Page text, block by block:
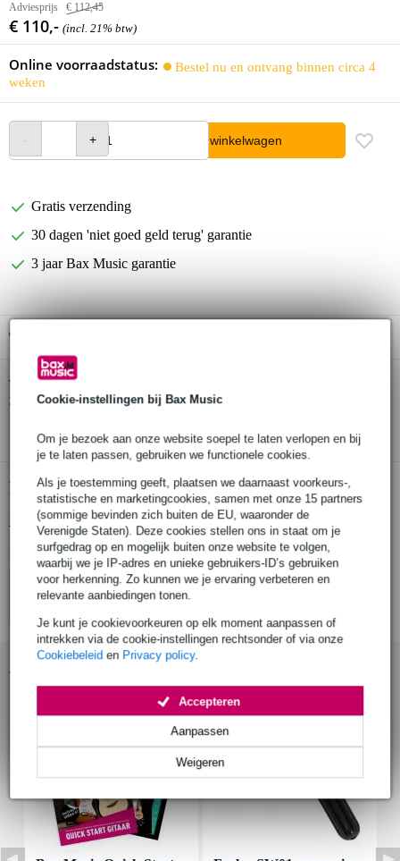
Cookie-instellingen bij Bax Music
Om je bezoek aan onze website soepel te laten verlopen en bij
je te laten passen, gebruiken we functionele cookies.
Als je toestemming geeft, plaatsen we daarnaast voorkeurs-,
statistische en marketingcookies, samen met onze 15 partners
(sommige bevinden zich buiten de EU, waaronder de
Verenigde Staten). Deze cookies stellen ons in staat om je
surfgedrag op en mogelijk buiten onze website te volgen,
waarbij we je IP-adres en unieke gebruikers-ID’s gebruiken
voor herkenning. Zo kunnen we je ervaring verbeteren en
relevante aanbiedingen tonen.
Je kunt je cookievoorkeuren op elk moment aanpassen of
intrekken via de cookie-instellingen rechtsonder of via onze
Cookiebeleid en Privacy policy.
Weigeren
Aanpassen
Accepteren
Adviesprijs € 112,45
€ 110,- (incl. 21% btw)
Online voorraadstatus:
Bestel nu en ontvang binnen circa 4
weken
In winkelwagen
Gratis verzending
30 dagen 'niet goed geld terug' garantie
3 jaar Bax Music garantie
Twijfel je of de
zwart + gigbag + stemapparaatbij je past? Doe de check.
Productinformatie
Bekijk alle productspecificaties
Bekijk ook eens (1)